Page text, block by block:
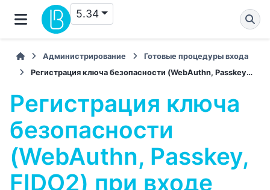
5.34
Администрирование
Готовые процедуры входа
Регистрация ключа безопасности (WebAuthn, Passkey, FIDO2) при входе
Регистрация ключа
безопасности
(WebAuthn, Passkey,
FIDO2) при входе